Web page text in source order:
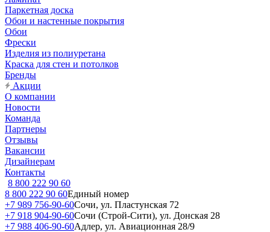
Паркетная доска
Обои и настенные покрытия
Обои
Фрески
Изделия из полиуретана
Краска для стен и потолков
Бренды
Акции
О компании
Новости
Команда
Партнеры
Отзывы
Вакансии
Дизайнерам
Контакты
8 800 222 90 60
8 800 222 90 60Единый номер
+7 989 756-90-60Сочи, ул. Пластунская 72
+7 918 904-90-60Сочи (Строй-Сити), ул. Донская 28
+7 988 406-90-60Адлер, ул. Авиационная 28/9